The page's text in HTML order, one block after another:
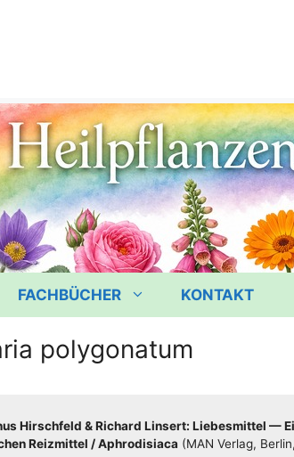
FACHBÜCHER KONTAKT
polygonatum
Hirsch­feld & Richard Lin­sert: Lie­bes­mit­tel —
Reiz­mit­tel /​​ Aphro­di­sia­ca (MAN Ver­lag,